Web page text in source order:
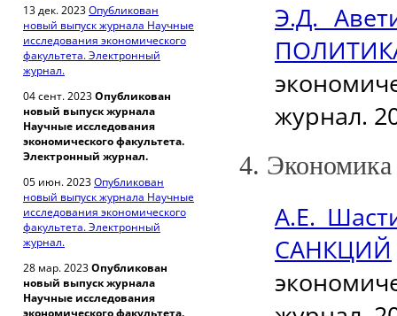
13 дек. 2023Опубликован
новый выпуск журнала Научные
исследования экономического
факультета. Электронный
журнал.
04 сент. 2023Опубликован
новый выпуск журнала
Научные исследования
экономического факультета.
Электронный журнал.
05 июн. 2023Опубликован
новый выпуск журнала Научные
исследования экономического
факультета. Электронный
журнал.
28 мар. 2023Опубликован
новый выпуск журнала
Научные исследования
экономического факультета.
Э.Д.
журнал.
4.
А.Е.
САНКЦИЙ